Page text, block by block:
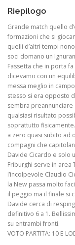
Riepilogo
Grande match quello
formazioni che si
quelli d’altri tempi
soci domano un
Fassetta che in porta
dicevamo con un
messa meglio in
stesso si era opposto
sembra
qualsiasi risultato
soprattutto
a zero quasi subito ad
compagni che
Davide Cicardo e solo
Friburghi serve in area
l’incolpevole Claudio
la New passa molto
il peggio ma il finale si
Davide cerca di
definitivo 6 a 1.
su entrambi fronti.
VOTO PARTITA: 10 E